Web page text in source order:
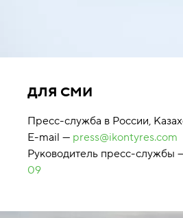
ДЛЯ СМИ
Пресс-служба в России,
E-mail — press@ikontyres.com
Руководитель пресс-службы
09